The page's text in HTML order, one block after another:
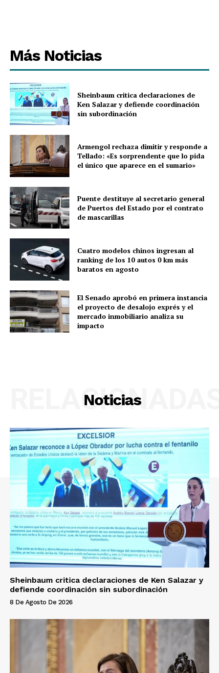
Más Noticias
Sheinbaum critica declaraciones de
Ken Salazar y defiende coordinación
sin subordinación
Armengol rechaza dimitir y responde a
Tellado: «Es sorprendente que lo pida
el único que aparece en el sumario»
Puente destituye al secretario general
de Puertos del Estado por el contrato
de mascarillas
Cuatro modelos chinos ingresan al
ranking de los 10 autos 0 km más
baratos en agosto
El Senado aprobó en primera instancia
el proyecto de desalojo exprés y el
mercado inmobiliario analiza su
impacto
Noticias
Sheinbaum critica declaraciones de Ken Salazar y
defiende coordinación sin subordinación
8 De Agosto De 2026